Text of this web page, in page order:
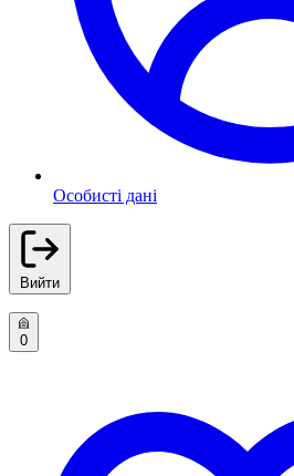
Особисті дані
Вийти
0